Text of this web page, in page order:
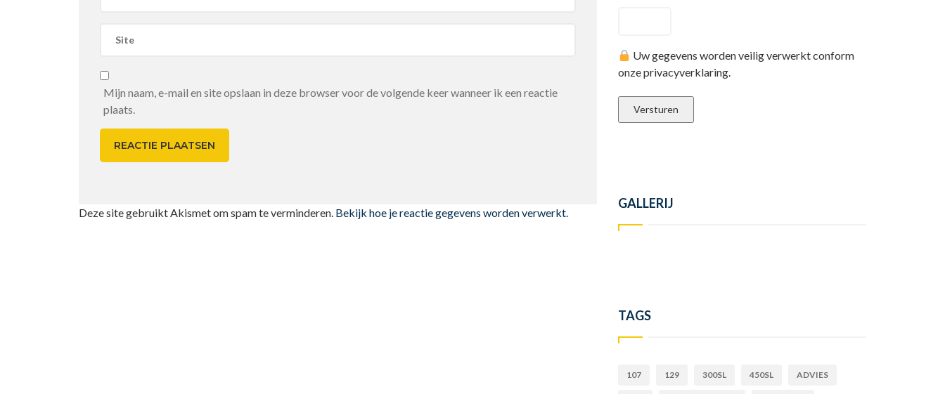
Mijn naam, e-mail en site opslaan in deze browser voor de volgende keer wanneer ik een reactie
plaats.
Deze site gebruikt Akismet om spam te verminderen. Bekijk hoe je reactie gegevens worden verwerkt.
Uw gegevens worden veilig verwerkt conform
onze privacyverklaring.
GALLERIJ
TAGS
107 129 300SL 450SL ADVIES